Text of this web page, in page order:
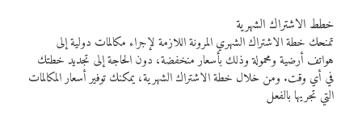
خطط الاشتراك الشهرية
تمنحك خطة الاشتراك الشهري المرونة اللازمة لإجراء مكالمات دولية إلى
هواتف أرضية ومحمولة وذلك بأسعار منخفضة، دون الحاجة إلى تجديد خطتك
في أي وقت. ومن خلال خطة الاشتراك الشهرية، يمكنك توفير أسعار المكالمات
التي تجريها بالفعل